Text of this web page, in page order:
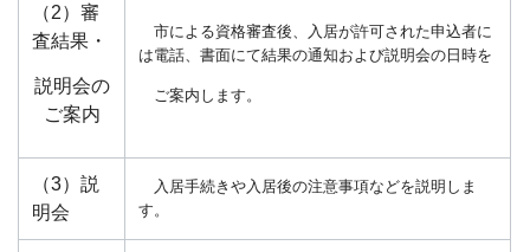
（2）審
査結果・
説明会の
ご案内
市による資格審査後、入居が許可された申込者に
は電話、書面にて結果の通知および説明会の日時を
ご案内します。
（3）説
明会
入居手続きや入居後の注意事項などを説明しま
す。